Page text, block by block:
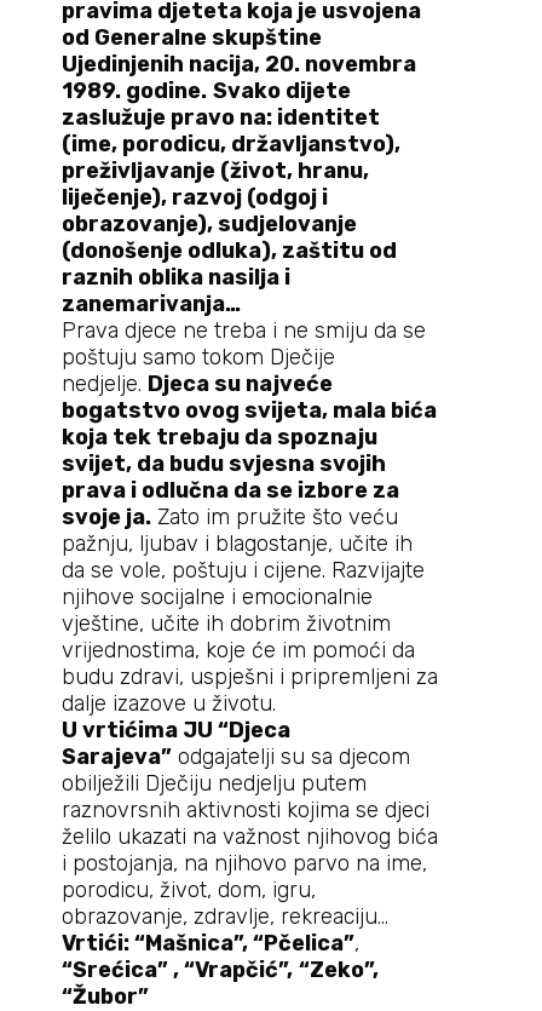
pravima djeteta koja je usvojena
od Generalne skupštine
Ujedinjenih nacija, 20. novembra
1989. godine. Svako dijete
zaslužuje pravo na: identitet
(ime, porodicu, državljanstvo),
preživljavanje (život, hranu,
liječenje), razvoj (odgoj i
obrazovanje), sudjelovanje
(donošenje odluka), zaštitu od
raznih oblika nasilja i
zanemarivanja…
Prava djece ne treba i ne smiju da se
poštuju samo tokom Dječije
nedjelje. Djeca su najveće
bogatstvo ovog svijeta, mala bića
koja tek trebaju da spoznaju
svijet, da budu svjesna svojih
prava i odlučna da se izbore za
svoje ja.Zato im pružite što veću
pažnju, ljubav i blagostanje, učite ih
da se vole, poštuju i cijene. Razvijajte
njihove socijalne i emocionalnie
vještine, učite ih dobrim životnim
vrijednostima, koje će im pomoći da
budu zdravi, uspješni i pripremljeni za
dalje izazove u životu.
U vrtićima JU “Djeca
Sarajeva”odgajatelji su sa djecom
obilježili Dječiju nedjelju putem
raznovrsnih aktivnosti kojima se djeci
želilo ukazati na važnost njihovog bića
i postojanja, na njihovo parvo na ime,
porodicu, život, dom, igru,
obrazovanje, zdravlje, rekreaciju…
Vrtići: “Mašnica”,“Pčelica”,
“Srećica” , “Vrapčić”, “Zeko”,
“Žubor”